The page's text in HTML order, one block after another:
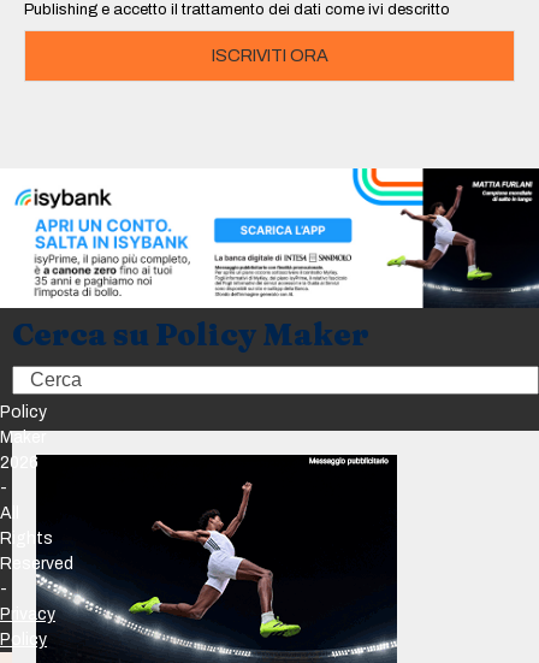
Publishing e accetto il trattamento dei dati come ivi descritto
ISCRIVITI ORA
Cerca su Policy Maker
Search
Policy
Maker
2026
-
All
Rights
Reserved
-
Privacy
Policy